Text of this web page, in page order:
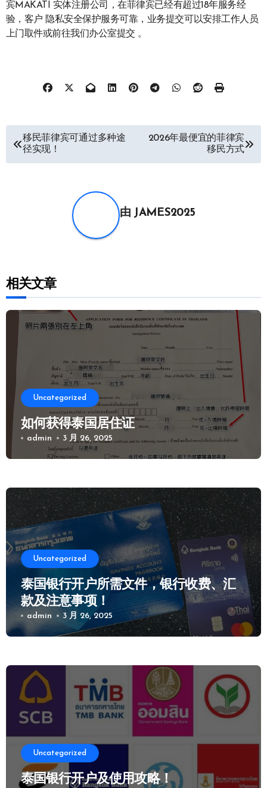
宾MAKATI 实体注册公司，在菲律宾已经有超过18年服务经
验，客户 隐私安全保护服务可靠，业务提交可以安排工作人员
上门取件或前往我们办公室提交 。
移民菲律宾可通过多种途
径实现！
2026年最便宜的菲律宾
移民方式
由 JAMES2025
相关文章
Uncategorized
如何获得泰国居住证
admin 3 月 26, 2025
Uncategorized
泰国银行开户所需文件，银行收费、汇
款及注意事项！
admin 3 月 26, 2025
Uncategorized
泰国银行开户及使用攻略！